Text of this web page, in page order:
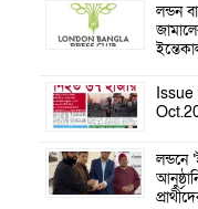
লন্ডন
লন্ডনে